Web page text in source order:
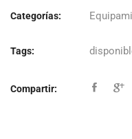
Categorías:
Tags:
Compartir: